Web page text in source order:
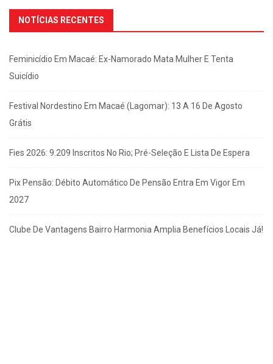
NOTÍCIAS RECENTES
Feminicídio Em Macaé: Ex-Namorado Mata Mulher E Tenta
Suicídio
Festival Nordestino Em Macaé (Lagomar): 13 A 16 De Agosto
Grátis
Fies 2026: 9.209 Inscritos No Rio; Pré-Seleção E Lista De Espera
Pix Pensão: Débito Automático De Pensão Entra Em Vigor Em
2027
Clube De Vantagens Bairro Harmonia Amplia Benefícios Locais Já!